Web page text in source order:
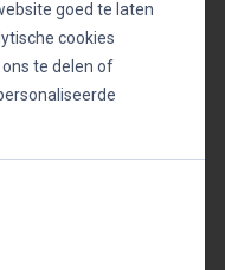
in
binnen een
die te
strategieën of
behoefte aan
goed te laten
cookies
te delen of